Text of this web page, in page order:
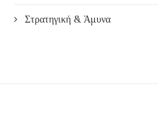
Στρατηγική & Άμυνα